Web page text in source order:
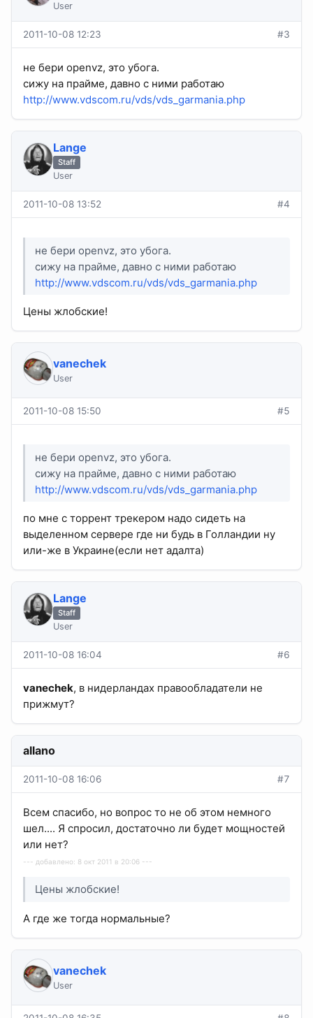
User
2011-10-08 12:23 #3
не бери openvz, это убога.
сижу на прайме, давно с ними работаю
http://www.vdscom.ru/vds/vds_garmania.php
Lange
Staff
User
2011-10-08 13:52 #4
не бери openvz, это убога.
сижу на прайме, давно с ними работаю
http://www.vdscom.ru/vds/vds_garmania.php
Цены жлобские!
vanechek
User
2011-10-08 15:50 #5
не бери openvz, это убога.
сижу на прайме, давно с ними работаю
http://www.vdscom.ru/vds/vds_garmania.php
по мне с торрент трекером надо сидеть на
выделенном сервере где ни будь в Голландии ну
или-же в Украине(если нет адалта)
Lange
Staff
User
2011-10-08 16:04 #6
vanechek, в нидерландах правообладатели не
прижмут?
allano
2011-10-08 16:06 #7
Всем спасибо, но вопрос то не об этом немного
шел.... Я спросил, достаточно ли будет мощностей
или нет?
--- добавлено: 8 окт 2011 в 20:06 ---
Цены жлобские!
А где же тогда нормальные?
vanechek
User